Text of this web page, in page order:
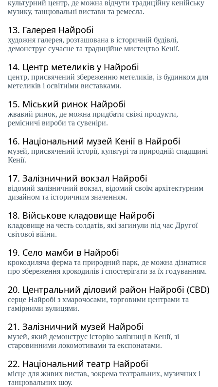
культурний центр, де можна відчути традиційну кенійську
музику, танцювальні вистави та ремесла.
13. Галерея Найробі
художня галерея, розташована в історичній будівлі,
демонструє сучасне та традиційне мистецтво Кенії.
14. Центр метеликів у Найробі
центр, присвячений збереженню метеликів, із будинком для
метеликів і освітніми виставками.
15. Міський ринок Найробі
жвавий ринок, де можна придбати свіжі продукти,
ремісничі вироби та сувеніри.
16. Національний музей Кенії в Найробі
музей, присвячений історії, культурі та природній спадщині
Кенії.
17. Залізничний вокзал Найробі
відомий залізничний вокзал, відомий своїм архітектурним
дизайном та історичним значенням.
18. Військове кладовище Найробі
кладовище на честь солдатів, які загинули під час Другої
світової війни.
19. Село мамби в Найробі
крокодиляча ферма та природний парк, де можна дізнатися
про збереження крокодилів і спостерігати за їх годуванням.
20. Центральний діловий район Найробі (CBD)
серце Найробі з хмарочосами, торговими центрами та
гамірними вулицями.
21. Залізничний музей Найробі
музей, який демонструє історію залізниці в Кенії, зі
старовинними локомотивами та експонатами.
22. Національний театр Найробі
місце для живих вистав, зокрема театральних, музичних і
танцювальних шоу.